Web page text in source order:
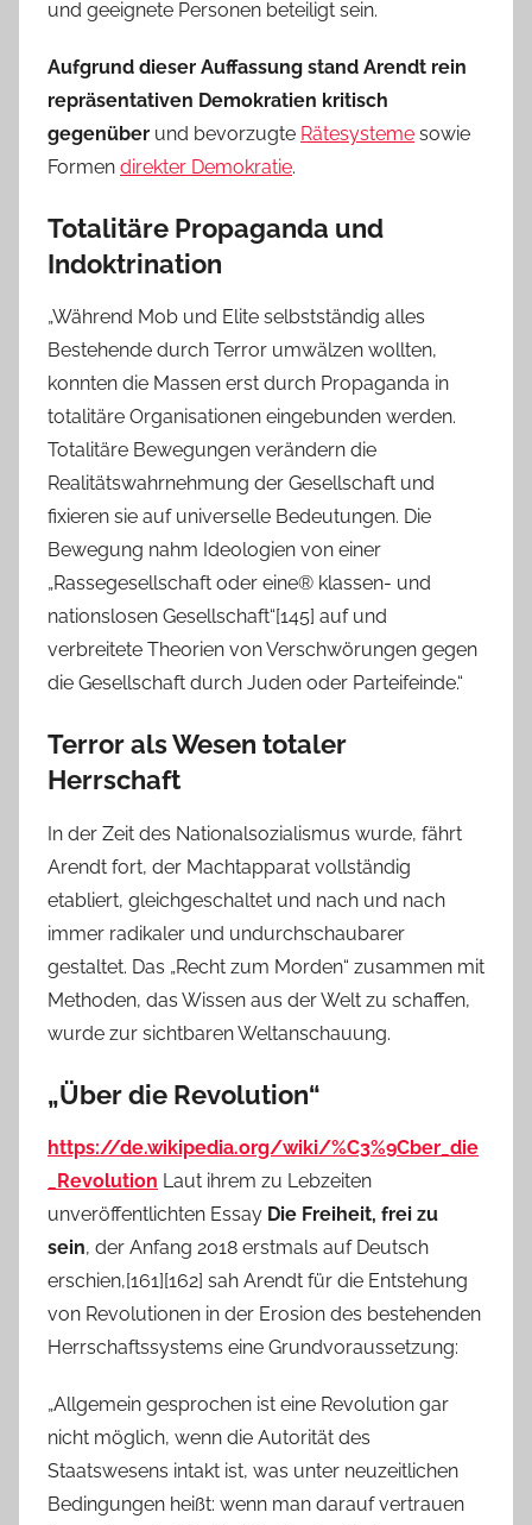
und geeignete Personen beteiligt sein.
Aufgrund dieser Auffassung stand Arendt rein
repräsentativen Demokratien kritisch
gegenüber und bevorzugte Rätesysteme sowie
Formen direkter Demokratie.
Totalitäre Propaganda und
Indoktrination
„Während Mob und Elite selbstständig alles
Bestehende durch Terror umwälzen wollten,
konnten die Massen erst durch Propaganda in
totalitäre Organisationen eingebunden werden.
Totalitäre Bewegungen verändern die
Realitätswahrnehmung der Gesellschaft und
fixieren sie auf universelle Bedeutungen. Die
Bewegung nahm Ideologien von einer
„Rassegesellschaft oder eine® klassen- und
nationslosen Gesellschaft“[145] auf und
verbreitete Theorien von Verschwörungen gegen
die Gesellschaft durch Juden oder Parteifeinde.“
Terror als Wesen totaler
Herrschaft
In der Zeit des Nationalsozialismus wurde, fährt
Arendt fort, der Machtapparat vollständig
etabliert, gleichgeschaltet und nach und nach
immer radikaler und undurchschaubarer
gestaltet. Das „Recht zum Morden“ zusammen mit
Methoden, das Wissen aus der Welt zu schaffen,
wurde zur sichtbaren Weltanschauung.
„Über die Revolution“
https://de.wikipedia.org/wiki/%C3%9Cber_die
_Revolution Laut ihrem zu Lebzeiten
unveröffentlichten Essay Die Freiheit, frei zu
sein, der Anfang 2018 erstmals auf Deutsch
erschien,[161][162] sah Arendt für die Entstehung
von Revolutionen in der Erosion des bestehenden
Herrschaftssystems eine Grundvoraussetzung:
„Allgemein gesprochen ist eine Revolution gar
nicht möglich, wenn die Autorität des
Staatswesens intakt ist, was unter neuzeitlichen
Bedingungen heißt: wenn man darauf vertrauen